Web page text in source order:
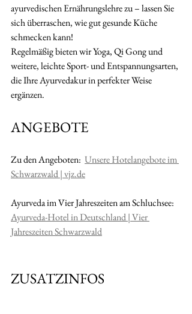
ayurvedischen Ernährungslehre zu – lassen Sie
sich überraschen, wie gut gesunde Küche
schmecken kann!
Regelmäßig bieten wir Yoga, Qi Gong und
weitere, leichte Sport- und Entspannungsarten,
die Ihre Ayurvedakur in perfekter Weise
ergänzen.
ANGEBOTE
Zu den Angeboten: Unsere Hotelangebote im
Schwarzwald | vjz.de
Ayurveda im Vier Jahreszeiten am Schluchsee:
Ayurveda-Hotel in Deutschland | Vier
Jahreszeiten Schwarzwald
ZUSATZINFOS